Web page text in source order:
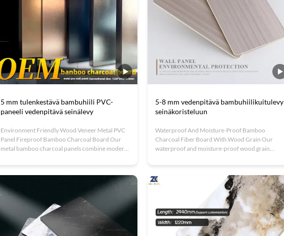
5 mm tulenkestävä bambuhiili PVC-
paneeli vedenpitävä seinälevy
Environment Friendly Wood Veneer Metal PVC
Panel Fireproof Bamboo Charcoal Board Our
metal bamboo charcoal panels combine modern
The smooth metal surface complements the
subtle bamboo charcoal texture, ...
5-8 mm vedenpitävä bambuhiilikuitulevy
seinäkoristeluun
Waterproof And Moisture-Proof Bamboo
Charcoal Fiber Board With Wood Grain Our
waterproof and moisture-proof wood grain
beauty and warmth to any space. The detailed
wood grain texture creates attractive visual ...